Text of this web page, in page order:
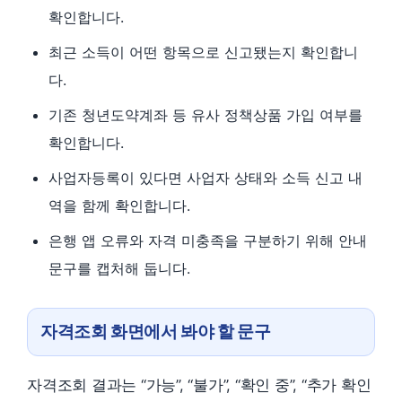
확인합니다.
최근 소득이 어떤 항목으로 신고됐는지 확인합니
다.
기존 청년도약계좌 등 유사 정책상품 가입 여부를
확인합니다.
사업자등록이 있다면 사업자 상태와 소득 신고 내
역을 함께 확인합니다.
은행 앱 오류와 자격 미충족을 구분하기 위해 안내
문구를 캡처해 둡니다.
자격조회 화면에서 봐야 할 문구
자격조회 결과는 “가능”, “불가”, “확인 중”, “추가 확인